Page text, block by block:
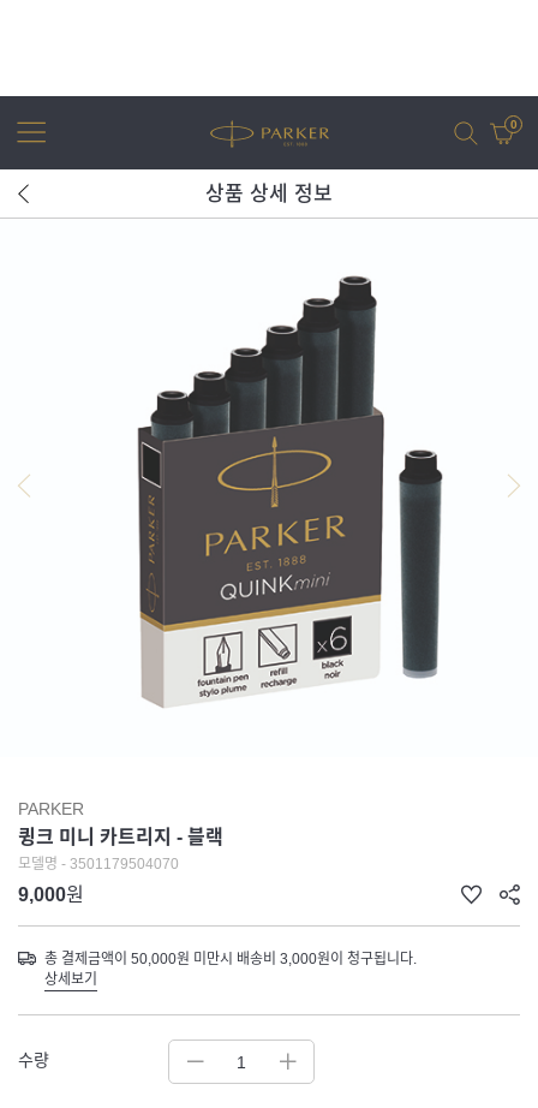
0
조터 XL
상품 상세 정보
PARKER
큉크 미니 카트리지 - 블랙
모델명 - 3501179504070
9,000원
총 결제금액이 50,000원 미만시 배송비 3,000원이 청구됩니다.
상세보기
수량